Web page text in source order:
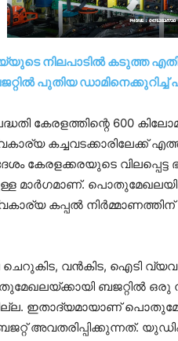
നിലപാടിൽ കടുത്ത
പുതിയ
കേരളത്തിന്റെ 600
കച്ചവടക്കാരിലേക്ക്
കേരളക്കരയുടെ
മാർഗമാണ്.
കപ്പൽ
ചെറുകിട, വൻകിട, ഐടി
ബജറ്റിൽ
ഇതാദ്യമായാണ്
ബജറ്റ്